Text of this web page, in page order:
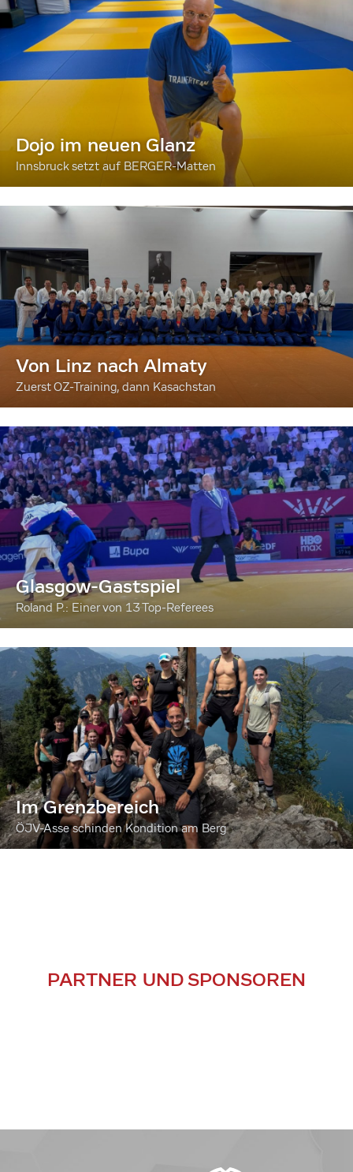
Dojo im neuen Glanz
Innsbruck setzt auf BERGER-Matten
Von Linz nach Almaty
Zuerst OZ-Training, dann Kasachstan
Glasgow-Gastspiel
Roland P.: Einer von 13 Top-Referees
Im Grenzbereich
ÖJV-Asse schinden Kondition am Berg
PARTNER UND SPONSOREN